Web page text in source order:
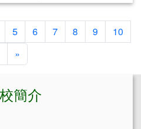
5 6 7 8 9
10
下一頁
»